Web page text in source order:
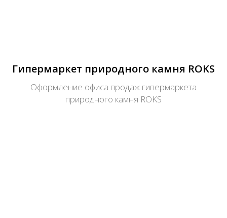
Гипермаркет природного камня ROKS
Оформление офиса продаж гипермаркета
природного камня ROKS